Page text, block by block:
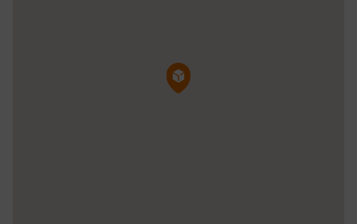
Pin de la carte